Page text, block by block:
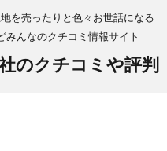
を売ったりと色々お世話になる
んなのクチコミ情報サイト
のクチコミや評判